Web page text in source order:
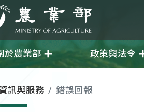
農業部
於農業部 政策與法令
訊與服務 錯誤回報